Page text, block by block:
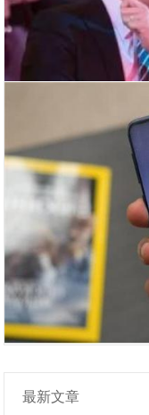
最新文章